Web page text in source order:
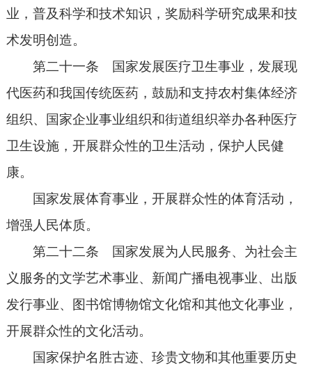
业，普及科学和技术知识，奖励科学研究成果和技
术发明创造。
第二十一条 国家发展医疗卫生事业，发展现
代医药和我国传统医药，鼓励和支持农村集体经济
组织、国家企业事业组织和街道组织举办各种医疗
卫生设施，开展群众性的卫生活动，保护人民健
康。
国家发展体育事业，开展群众性的体育活动，
增强人民体质。
第二十二条 国家发展为人民服务、为社会主
义服务的文学艺术事业、新闻广播电视事业、出版
发行事业、图书馆博物馆文化馆和其他文化事业，
开展群众性的文化活动。
国家保护名胜古迹、珍贵文物和其他重要历史